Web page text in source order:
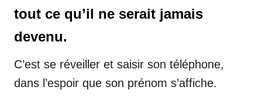
tout ce qu’il ne serait jamais
devenu.
C’est se réveiller et saisir son téléphone,
dans l’espoir que son prénom s’affiche.